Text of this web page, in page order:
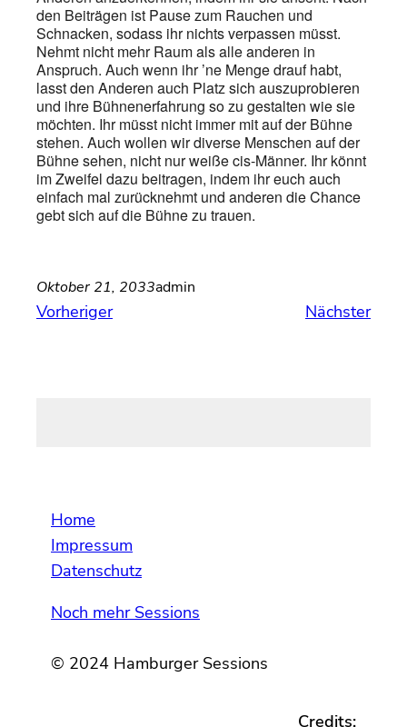
den Beiträgen ist Pause zum Rauchen und
Schnacken, sodass ihr nichts verpassen müsst.
Nehmt nicht mehr Raum als alle anderen in
Anspruch. Auch wenn ihr ’ne Menge drauf habt,
lasst den Anderen auch Platz sich auszuprobieren
und ihre Bühnenerfahrung so zu gestalten wie sie
möchten. Ihr müsst nicht immer mit auf der Bühne
stehen. Auch wollen wir diverse Menschen auf der
Bühne sehen, nicht nur weiße cis-Männer. Ihr könnt
im Zweifel dazu beitragen, indem ihr euch auch
einfach mal zurücknehmt und anderen die Chance
gebt sich auf die Bühne zu trauen.
Oktober 21, 2033admin
Vorheriger Nächster
Home
Impressum
Datenschutz
Noch mehr Sessions
© 2024 Hamburger Sessions
Credits: